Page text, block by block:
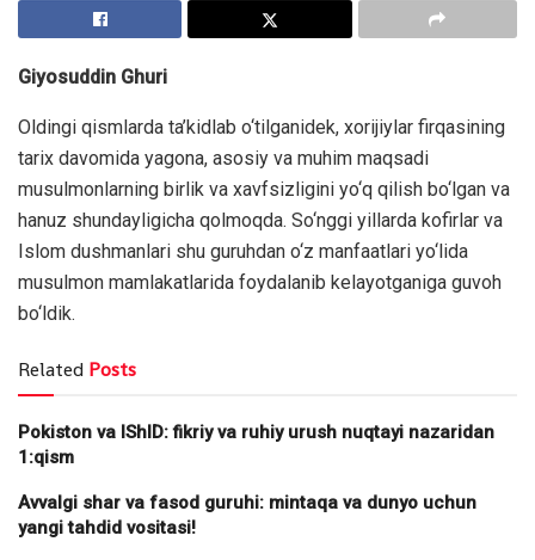
Giyosuddin Ghuri
Oldingi qismlarda ta’kidlab o‘tilganidek, xorijiylar firqasining
tarix davomida yagona, asosiy va muhim maqsadi
musulmonlarning birlik va xavfsizligini yo‘q qilish bo‘lgan va
hanuz shundayligicha qolmoqda. So‘nggi yillarda kofirlar va
Islom dushmanlari shu guruhdan o‘z manfaatlari yo‘lida
musulmon mamlakatlarida foydalanib kelayotganiga guvoh
bo‘ldik.
Related Posts
Pokiston va IShID: fikriy va ruhiy urush nuqtayi nazaridan
1:qism
Avvalgi shar va fasod guruhi: mintaqa va dunyo uchun
yangi tahdid vositasi!